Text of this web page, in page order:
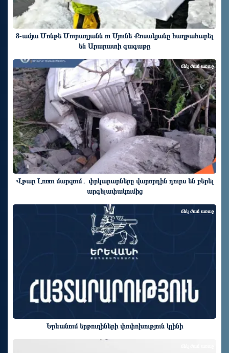
8-ամյա Մոնթե Մուրադյանն ու Սյունե Քոսակյանը հաղթահարել
են Արարատի գագաթը
Վթար Լոռու մարզում․ փրկարարները վարորդին դուրս են բերել
արգելափակումից
մեկ ժամ առաջ
Երևանում երթուղիների փոփոխություն կլինի
մեկ ժամ առաջ